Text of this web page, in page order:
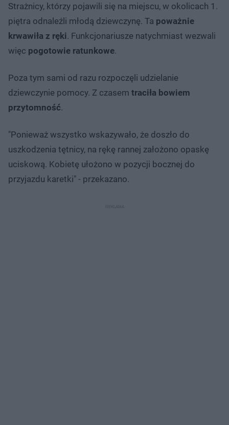
Strażnicy, którzy pojawili się na miejscu, w okolicach 1.
piętra odnaleźli młodą dziewczynę. Ta poważnie
krwawiła z ręki. Funkcjonariusze natychmiast wezwali
więc pogotowie ratunkowe.
Poza tym sami od razu rozpoczęli udzielanie
dziewczynie pomocy. Z czasem traciła bowiem
przytomność.
"Ponieważ wszystko wskazywało, że doszło do
uszkodzenia tętnicy, na rękę rannej założono opaskę
uciskową. Kobietę ułożono w pozycji bocznej do
przyjazdu karetki" - przekazano.